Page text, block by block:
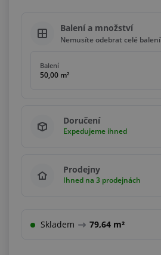
Balení a množství
Nemusíte odebrat celé balení
Balení
50,00 m²
Doručení
Expedujeme ihned
Prodejny
Ihned na 3 prodejnách
Skladem 79,64 m²